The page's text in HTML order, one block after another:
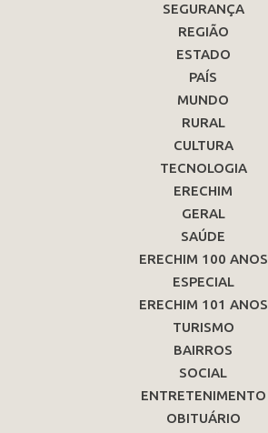
SEGURANÇA
REGIÃO
ESTADO
PAÍS
MUNDO
RURAL
CULTURA
TECNOLOGIA
ERECHIM
GERAL
SAÚDE
ERECHIM 100 ANOS
ESPECIAL
ERECHIM 101 ANOS
TURISMO
BAIRROS
SOCIAL
ENTRETENIMENTO
OBITUÁRIO